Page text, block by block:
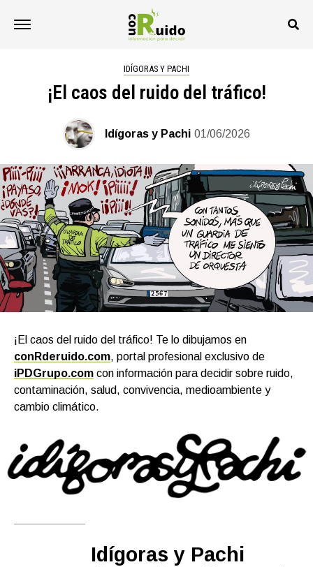
IDÍGORAS Y PACHI
¡El caos del ruido del tráfico!
Idígoras y Pachi 01/06/2026
¡El caos del ruido del tráfico! Te lo dibujamos en
conRderuido.com, portal profesional exclusivo de
iPDGrupo.com con información para decidir sobre ruido,
contaminación, salud, convivencia, medioambiente y
cambio climático.
Idígoras y Pachi